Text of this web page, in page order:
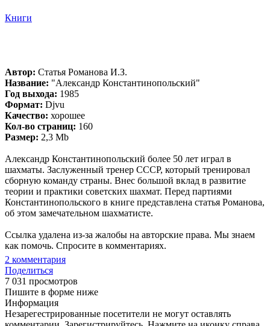
Книги
Автор: Cтатья Романова И.З.
Название: "Александр Константинопольский"
Год выхода: 1985
Формат: Djvu
Качество: хорошее
Кол-во страниц: 160
Размер: 2,3 Mb
Александр Константинопольский более 50 лет играл в
шахматы. Заслуженный тренер СССР, который тренировал
сборную команду страны. Внес большой вклад в развитие
теории и практики советских шахмат. Перед партиями
Константинопольского в книге представлена статья Романова,
об этом замечательном шахматисте.
Ссылка удалена из-за жалобы на авторские права. Мы знаем
как помочь. Спросите в комментариях.
2 комментария
Поделиться
7 031 просмотров
Пишите в форме ниже
Информация
Незарегестрированные посетители не могут оставлять